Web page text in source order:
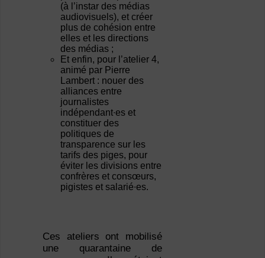
(à l’instar des médias
audiovisuels), et créer
plus de cohésion entre
elles et les directions
des médias ;
Et enfin, pour l’atelier 4,
animé par Pierre
Lambert : nouer des
alliances entre
journalistes
indépendant∙es et
constituer des
politiques de
transparence sur les
tarifs des piges, pour
éviter les divisions entre
confrères et consœurs,
pigistes et salarié∙es.
Ces ateliers ont mobilisé
une quarantaine de